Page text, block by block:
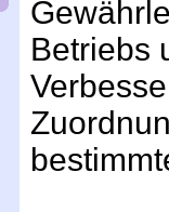
Betriebs